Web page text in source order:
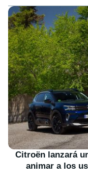
Citroën lanzará
animar a los